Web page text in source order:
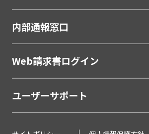
内部通報窓口
Web請求書ログイン
ユーザーサポート